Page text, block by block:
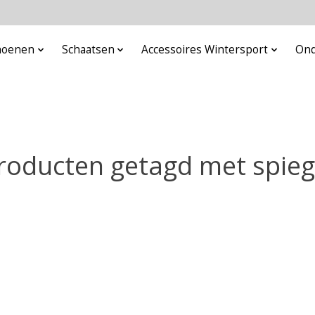
Schaatsen Accessoires Wintersport
getagd met